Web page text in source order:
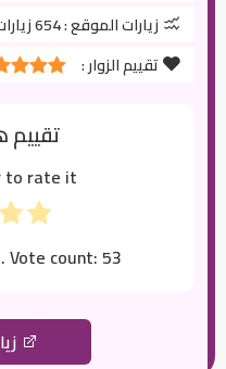
زيارات الموقع :654 زيارات
تقييم الزوار :
تقييم
to rate it!
Vote count:53